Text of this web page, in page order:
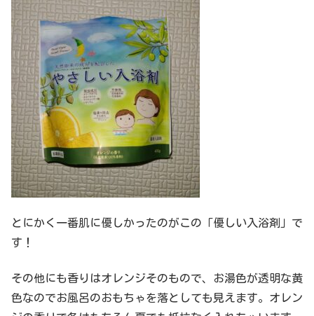
とにかく一番肌に優しかったのがこの「優しい入浴剤」で
す！
その他にも香りはオレンジそのもので、お湯色が透明な黄
色なのでお風呂のおもちゃを落としても見えます。オレン